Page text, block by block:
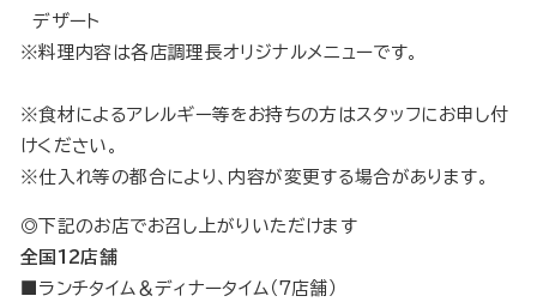
デザート
※料理内容は各店調理長オリジナルメニューです。
※食材によるアレルギー等をお持ちの方はスタッフにお申し付
けください。
※仕入れ等の都合により、内容が変更する場合があります。
◎下記のお店でお召し上がりいただけます
全国12店舗
■ランチタイム＆ディナータイム（7店舗）